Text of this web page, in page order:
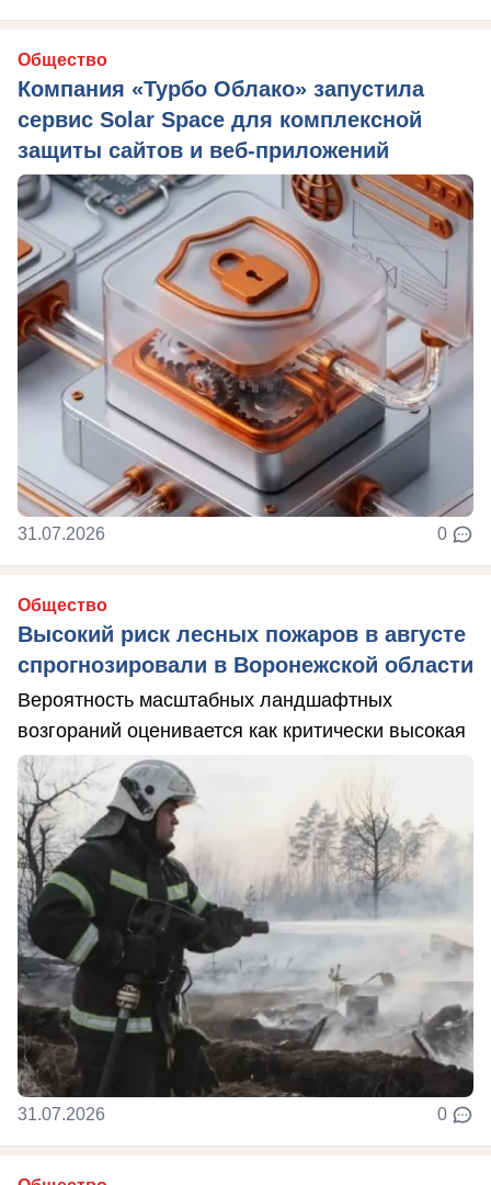
Общество
Компания «Турбо Облако» запустила
сервис Solar Space для комплексной
защиты сайтов и веб-приложений
31.07.2026 0
Общество
Высокий риск лесных пожаров в августе
спрогнозировали в Воронежской области
Вероятность масштабных ландшафтных
возгораний оценивается как критически высокая
31.07.2026 0